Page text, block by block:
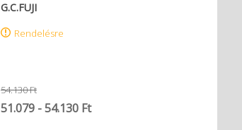
G.C.FUJI
Rendelésre
54.130 Ft
51.079 - 54.130 Ft